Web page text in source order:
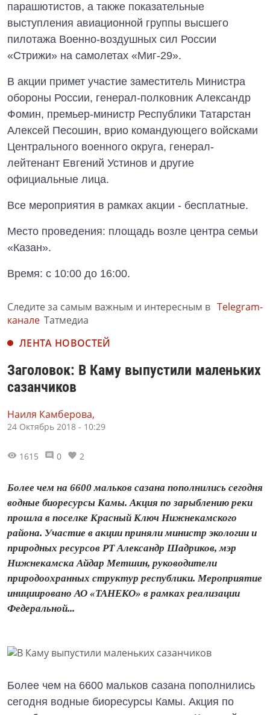
парашютистов, а также показательные
выступления авиационной группы высшего
пилотажа Военно-воздушных сил России
«Стрижи» на самолетах «Миг-29».
В акции примет участие заместитель Министра
обороны России, генерал-полковник Александр
Фомин, премьер-министр Республики Татарстан
Алексей Песошин, врио командующего войсками
Центрального военного округа, генерал-
лейтенант Евгений Устинов и другие
официальные лица.
Все мероприятия в рамках акции - бесплатные.
Место проведения: площадь возле центра семьи
«Казан».
Время: с 10:00 до 16:00.
Следите за самым важным и интересным в Telegram-
канале Татмедиа
ЛЕНТА НОВОСТЕЙ
Заголовок: В Каму выпустили маленьких
сазанчиков
Наиля Камберова,
24 Октябрь 2018 - 10:29
1615 0 2
Более чем на 6600 мальков сазана пополнились сегодня
водные биоресурсы Камы. Акция по зарыблению реки
прошла в поселке Красный Ключ Нижнекамского
района. Участие в акции приняли министр экологии и
природных ресурсов РТ Александр Шадриков, мэр
Нижнекамска Айдар Метшин, руководители
природоохранных структур республики. Мероприятие
инициировано АО «ТАНЕКО» в рамках реализации
Федеральной...
Более чем на 6600 мальков сазана пополнились
сегодня водные биоресурсы Камы. Акция по